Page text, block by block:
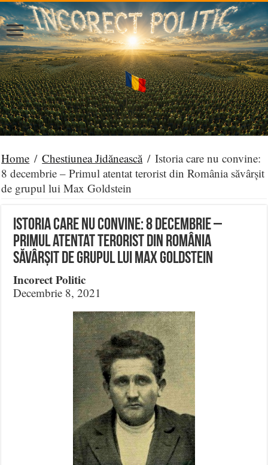
Home / Chestiunea Jidănească / Istoria care nu convine:
8 decembrie – Primul atentat terorist din România săvârșit
de grupul lui Max Goldstein
Istoria care nu convine: 8 decembrie –
Primul atentat terorist din România
săvârșit de grupul lui Max Goldstein
Incorect Politic
Decembrie 8, 2021